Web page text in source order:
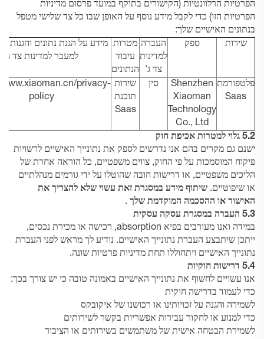
הפרטיות הרלוונטיות (הקישורים בתוקף במועד פרסום מדיניות
הפרטיות הזו) כדי לקבל מידע נוסף על האופן שבו כל צד שלישי מטפל
בנתונים האישיים שלך:
שירות
ספק
העברה
למדינות
צד ג'
מטרות
עיבוד
הנתונים
מידע על הגנת נתונים והגנות
למעבר למדינות צד ג'
פלטפורמת
Saas
Shenzhen
Xiaoman
Technology
Co., Ltd
סין
שירות
תוכנת
Saas
privacy-
policy
5.2 גלוי למטרות אכיפת חוק
ישנם גם מקרים בהם אנו נדרשים לספק את נתונייך האישיים לרשויות
פיקוח המוסמכות על פי החוק, צווים משפטיים, כל הוראה אחרת של
הליכים משפטיים, או דרישות חובה שהוטלו על ידי גורמים מנהלתיים
או שיפוטיים. שיתוף מידע במסגרת זאת עשוי שלא להצריך את
האישור או ההסכמה המוקדמת שלך .
5.3 העברה במסגרת עסקה עסקית
במידה ואנו מעורבים בפיא absorption, רכישה או מכירת נכסים,
ייתכן שיתבצע העברת נתונייך האישיים. נודיע לך מראש לפני העברת
נתונייך האישיים ויתחוללו תחת מדיניות פרטיות שונה.
5.4 דרישות חוקיות
אנו עשויים לחשוף את נתונייך האישיים באמונה טובה כי יש צורך בכך:
כדי לעמוד בדרישה חוקית
לשמירה והגנה על זכויותינו או רכושנו של איקובקס
כדי למנוע או לחקור עבירות אפשריות בקשר לשירותים
לשמירת הבטחה אישית של משתמשים בשירותים או הציבור